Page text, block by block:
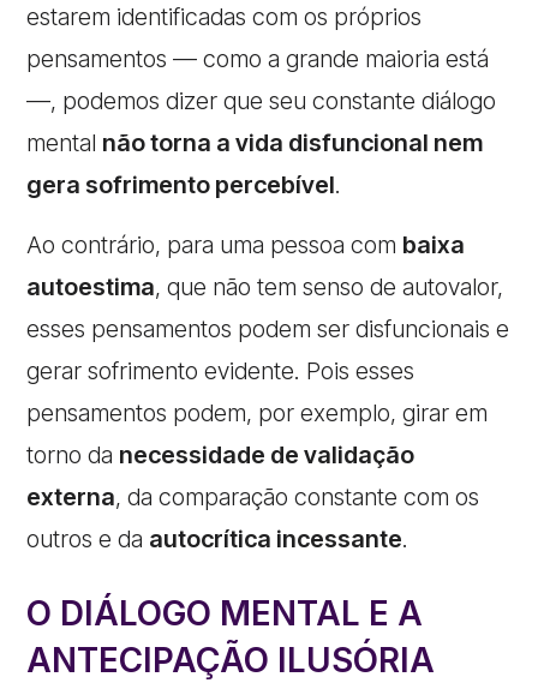
estarem identificadas com os próprios
pensamentos — como a grande maioria está
—, podemos dizer que seu constante diálogo
mental não torna a vida disfuncional nem
gera sofrimento percebível.
Ao contrário, para uma pessoa com baixa
autoestima, que não tem senso de autovalor,
esses pensamentos podem ser disfuncionais e
gerar sofrimento evidente. Pois esses
pensamentos podem, por exemplo, girar em
torno da necessidade de validação
externa, da comparação constante com os
outros e da autocrítica incessante.
O DIÁLOGO MENTAL E A
ANTECIPAÇÃO ILUSÓRIA